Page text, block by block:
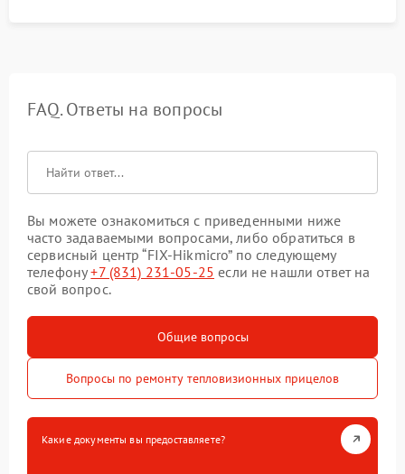
FAQ. Ответы на вопросы
Вы можете ознакомиться с приведенными ниже
часто задаваемыми вопросами, либо обратиться в
сервисный центр “FIX-Hikmicro” по следующему
телефону+7 (831) 231-05-25 если не нашли ответ на
свой вопрос.
Общие вопросы
Вопросы по ремонту тепловизионных прицелов
Какие документы вы предоставляете?